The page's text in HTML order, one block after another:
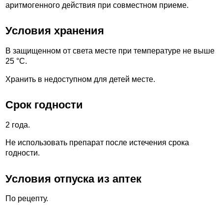
аритмогенного действия при совместном приеме.
Условия хранения
В защищенном от света месте при температуре не выше
25 °С.
Хранить в недоступном для детей месте.
Срок годности
2 года.
Не использовать препарат после истечения срока
годности.
Условия отпуска из аптек
По рецепту.